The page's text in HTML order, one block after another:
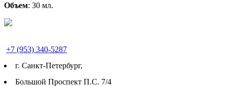
Объем: 30 мл.
+7 (953) 340-5287
г. Cанкт-Петербург,
Большой Проспект П.С. 7/4